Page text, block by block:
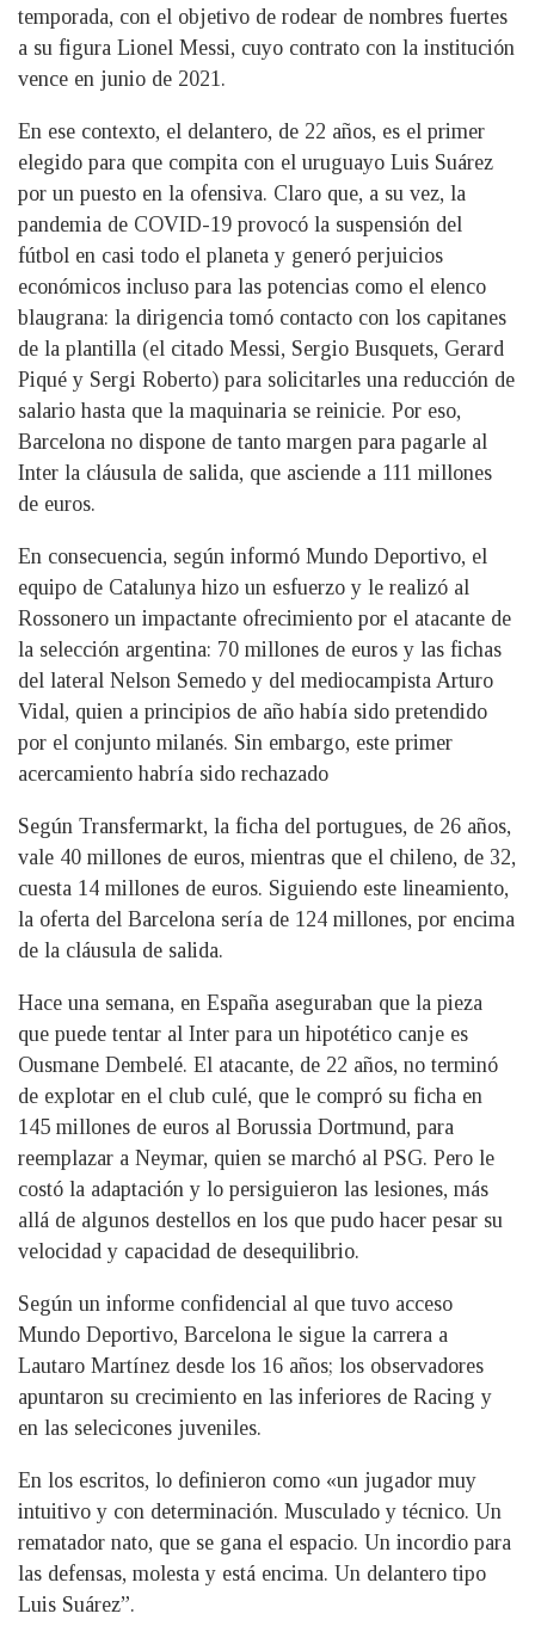
temporada, con el objetivo de rodear de nombres fuertes
a su figura Lionel Messi, cuyo contrato con la institución
vence en junio de 2021.
En ese contexto, el delantero, de 22 años, es el primer
elegido para que compita con el uruguayo Luis Suárez
por un puesto en la ofensiva. Claro que, a su vez, la
pandemia de COVID-19 provocó la suspensión del
fútbol en casi todo el planeta y generó perjuicios
económicos incluso para las potencias como el elenco
blaugrana: la dirigencia tomó contacto con los capitanes
de la plantilla (el citado Messi, Sergio Busquets, Gerard
Piqué y Sergi Roberto) para solicitarles una reducción de
salario hasta que la maquinaria se reinicie. Por eso,
Barcelona no dispone de tanto margen para pagarle al
Inter la cláusula de salida, que asciende a 111 millones
de euros.
En consecuencia, según informó Mundo Deportivo, el
equipo de Catalunya hizo un esfuerzo y le realizó al
Rossonero un impactante ofrecimiento por el atacante de
la selección argentina: 70 millones de euros y las fichas
del lateral Nelson Semedo y del mediocampista Arturo
Vidal, quien a principios de año había sido pretendido
por el conjunto milanés. Sin embargo, este primer
acercamiento habría sido rechazado
Según Transfermarkt, la ficha del portugues, de 26 años,
vale 40 millones de euros, mientras que el chileno, de 32,
cuesta 14 millones de euros. Siguiendo este lineamiento,
la oferta del Barcelona sería de 124 millones, por encima
de la cláusula de salida.
Hace una semana, en España aseguraban que la pieza
que puede tentar al Inter para un hipotético canje es
Ousmane Dembelé. El atacante, de 22 años, no terminó
de explotar en el club culé, que le compró su ficha en
145 millones de euros al Borussia Dortmund, para
reemplazar a Neymar, quien se marchó al PSG. Pero le
costó la adaptación y lo persiguieron las lesiones, más
allá de algunos destellos en los que pudo hacer pesar su
velocidad y capacidad de desequilibrio.
Según un informe confidencial al que tuvo acceso
Mundo Deportivo, Barcelona le sigue la carrera a
Lautaro Martínez desde los 16 años; los observadores
apuntaron su crecimiento en las inferiores de Racing y
en las selecicones juveniles.
En los escritos, lo definieron como «un jugador muy
intuitivo y con determinación. Musculado y técnico. Un
rematador nato, que se gana el espacio. Un incordio para
las defensas, molesta y está encima. Un delantero tipo
Luis Suárez”.